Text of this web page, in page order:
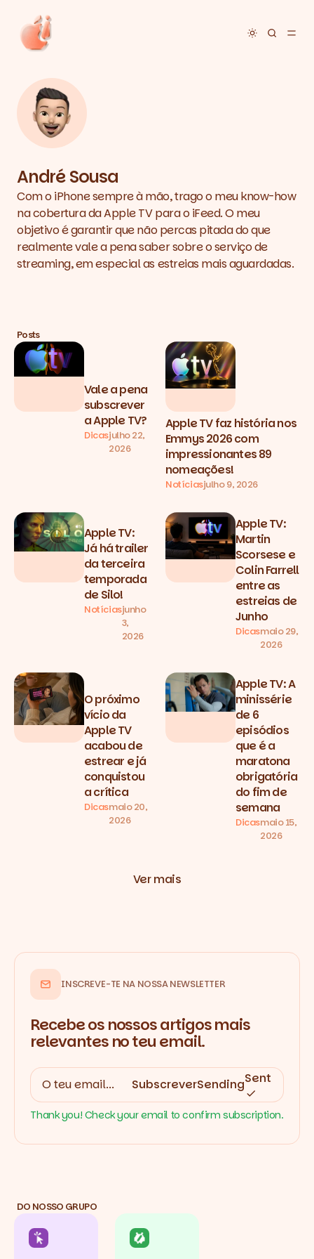
Toggle
André Sousa
Com o iPhone sempre à mão, trago o meu know-how
na cobertura da Apple TV para o iFeed. O meu
objetivo é garantir que não percas pitada do que
realmente vale a pena saber sobre o serviço de
streaming, em especial as estreias mais aguardadas.
Posts
Vale a pena
subscrever
a Apple TV?
Dicasjulho 22,
2026
Apple TV faz história nos
Emmys 2026 com
impressionantes 89
nomeações!
Notíciasjulho 9, 2026
Apple TV:
Já há trailer
da terceira
temporada
de Silo!
Notíciasjunho
3,
2026
Apple TV:
Martin
Scorsese e
Colin Farrell
entre as
estreias de
Junho
Dicasmaio 29,
2026
O próximo
vício da
Apple TV
acabou de
estrear e já
conquistou
a crítica
Dicasmaio 20,
2026
Apple TV: A
minissérie
de 6
episódios
que é a
maratona
obrigatória
do fim de
semana
Dicasmaio 15,
2026
Ver mais
INSCREVE-TE NA NOSSA NEWSLETTER
Recebe os nossos artigos mais
relevantes no teu email.
SubscreverSendingSent
Thank you! Check your email to confirm subscription.
DO NOSSO GRUPO